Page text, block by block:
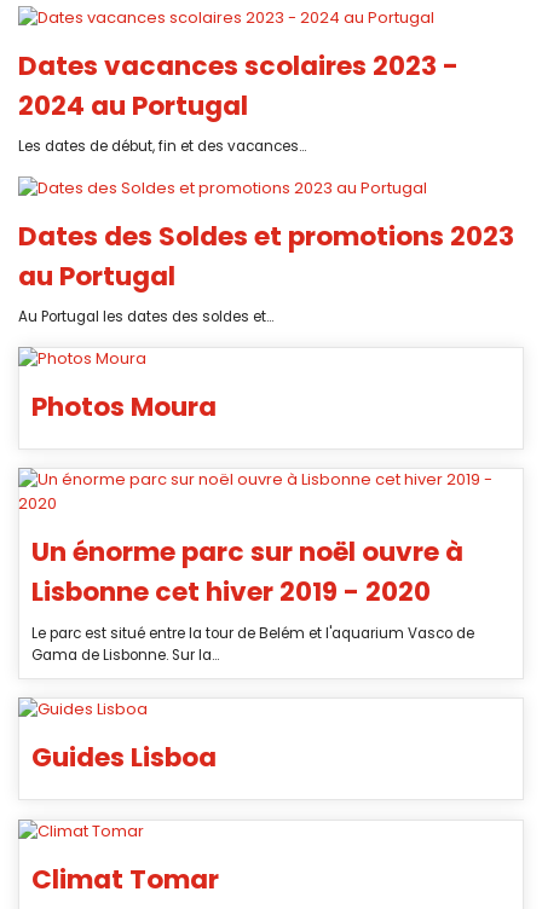
Dates vacances scolaires 2023 -
2024 au Portugal
Les dates de début, fin et des vacances...
Dates des Soldes et promotions 2023
au Portugal
Au Portugal les dates des soldes et...
Photos Moura
Un énorme parc sur noël ouvre à
Lisbonne cet hiver 2019 - 2020
Le parc est situé entre la tour de Belém et l'aquarium Vasco de
Gama de Lisbonne. Sur la...
Guides Lisboa
Climat Tomar